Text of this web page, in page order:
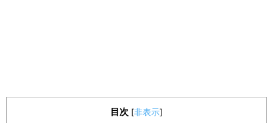
目次 [非表示]